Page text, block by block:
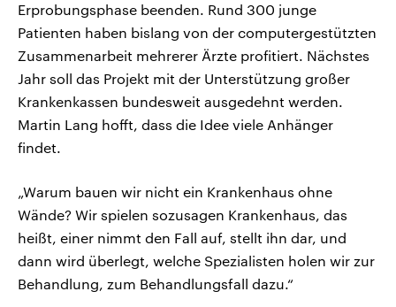
Erprobungsphase beenden. Rund 300 junge
Patienten haben bislang von der computergestützten
Zusammenarbeit mehrerer Ärzte profitiert. Nächstes
Jahr soll das Projekt mit der Unterstützung großer
Krankenkassen bundesweit ausgedehnt werden.
Martin Lang hofft, dass die Idee viele Anhänger
findet.
„Warum bauen wir nicht ein Krankenhaus ohne
Wände? Wir spielen sozusagen Krankenhaus, das
heißt, einer nimmt den Fall auf, stellt ihn dar, und
dann wird überlegt, welche Spezialisten holen wir zur
Behandlung, zum Behandlungsfall dazu.“